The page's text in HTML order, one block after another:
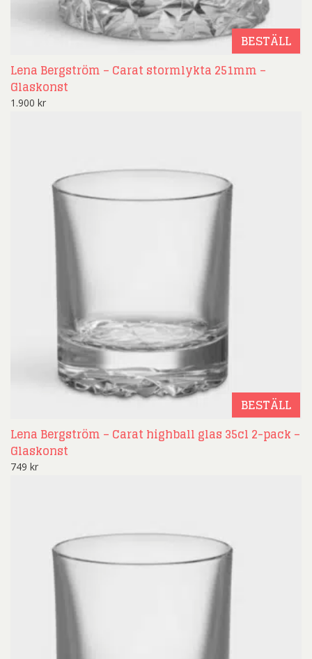
BESTÄLL
Lena Bergström – Carat stormlykta 251mm –
Glaskonst
1.900 kr
BESTÄLL
Lena Bergström – Carat highball glas 35cl 2-pack –
Glaskonst
749 kr